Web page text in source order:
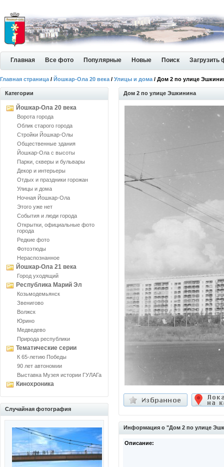
Главная Все фото Популярные Новые Поиск Загрузить
Главная страница / Йошкар-Ола 20 века / Улицы и дома / Дом 2 по улице
Категории
Йошкар-Ола 20 века
Ворота города
Облик старого города
Стройки Йошкар-Олы
Общественные здания
Йошкар-Ола с высоты
Парки, скверы и бульвары
Декор и интерьеры
Отдых и праздники горожан
Улицы и дома
Ночная Йошкар-Ола
Этого уже нет
События и люди города
Открытки, официальные фото
города
Редкие фото
Фотоэтюды
Нераспознанное
Йошкар-Ола 21 века
Город уходящий
Республика Марий Эл
Козьмодемьянск
Звенигово
Волжск
Юрино
Медведево
Природа республики
Тематические серии
К 65-летию Победы
90 лет автономии
Выставка Музея истории ГУЛАГа
Кинохроника
Случайная фотография
Дом 2 по улице Эшкинина
Информация о "Дом 2 по улице
Описание: